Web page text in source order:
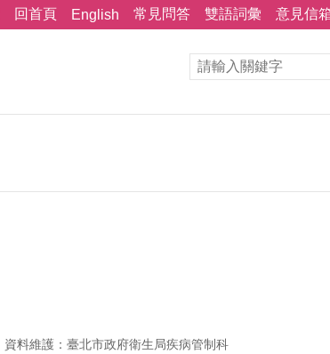
回首頁 English 常見問答 雙語詞彙 意見信
資料維護：臺北市政府衛生局疾病管制科